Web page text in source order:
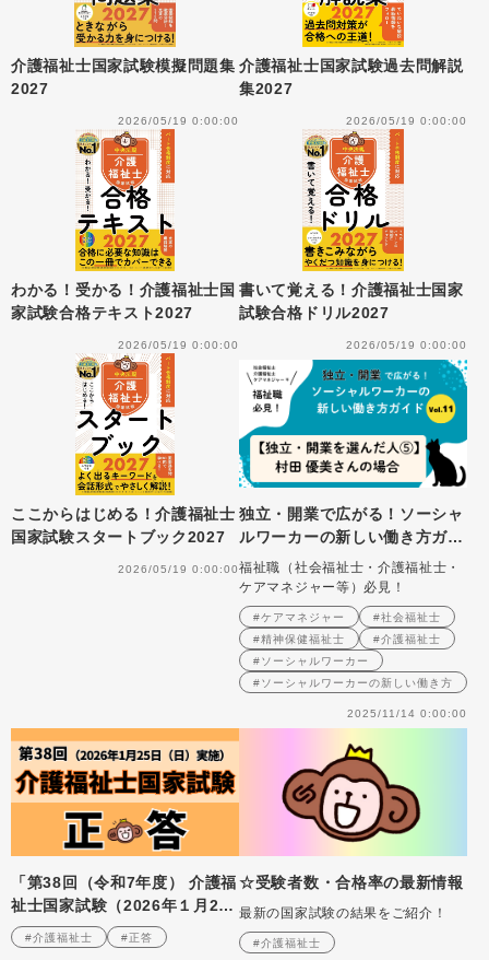
介護福祉士国家試験模擬問題集
2027
2026/05/19 0:00:00
介護福祉士国家試験過去問解説
集2027
2026/05/19 0:00:00
わかる！受かる！介護福祉士国
家試験合格テキスト2027
2026/05/19 0:00:00
書いて覚える！介護福祉士国家
試験合格ドリル2027
2026/05/19 0:00:00
ここからはじめる！介護福祉士
国家試験スタートブック2027
2026/05/19 0:00:00
独立・開業で広がる！ソーシャ
ルワーカーの新しい働き方ガイ
ド Vol.11 【独立・開業を選
んだ人⑤】村田優美さん（けあ
する合同会社）の場合
福祉職（社会福祉士・介護福祉士・
ケアマネジャー等）必見！
#ケアマネジャー
#社会福祉士
#精神保健福祉士
#介護福祉士
#ソーシャルワーカー
#ソーシャルワーカーの新しい働き方
2025/11/14 0:00:00
「第38回（令和7年度） 介護福
祉士国家試験（2026年１月25
日）」正答
#介護福祉士 #正答
☆受験者数・合格率の最新情報
最新の国家試験の結果をご紹介！
#介護福祉士